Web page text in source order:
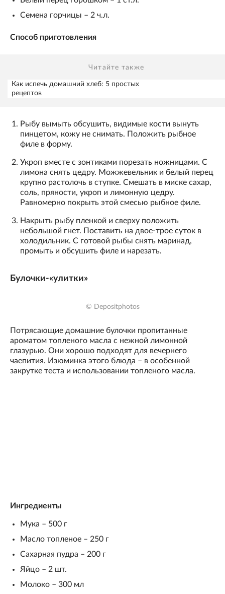
Семена горчицы – 2 ч.л.
Способ приготовления
Читайте также
Как испечь домашний хлеб: 5 простых
рецептов
Рыбу вымыть обсушить, видимые кости вынуть
пинцетом, кожу не снимать. Положить рыбное
филе в форму.
Укроп вместе с зонтиками порезать ножницами. С
лимона снять цедру. Можжевельник и белый перец
крупно растолочь в ступке. Смешать в миске сахар,
соль, пряности, укроп и лимонную цедру.
Равномерно покрыть этой смесью рыбное филе.
Накрыть рыбу пленкой и сверху положить
небольшой гнет. Поставить на двое-трое суток в
холодильник. С готовой рыбы снять маринад,
промыть и обсушить филе и нарезать.
Булочки-«улитки»
© Depositphotos
Потрясающие домашние булочки пропитанные
ароматом топленого масла с нежной лимонной
глазурью. Они хорошо подходят для вечернего
чаепития. Изюминка этого блюда – в особенной
закрутке теста и использовании топленого масла.
Ингредиенты
Мука – 500 г
Масло топленое – 250 г
Сахарная пудра – 200 г
Яйцо – 2 шт.
Молоко – 300 мл